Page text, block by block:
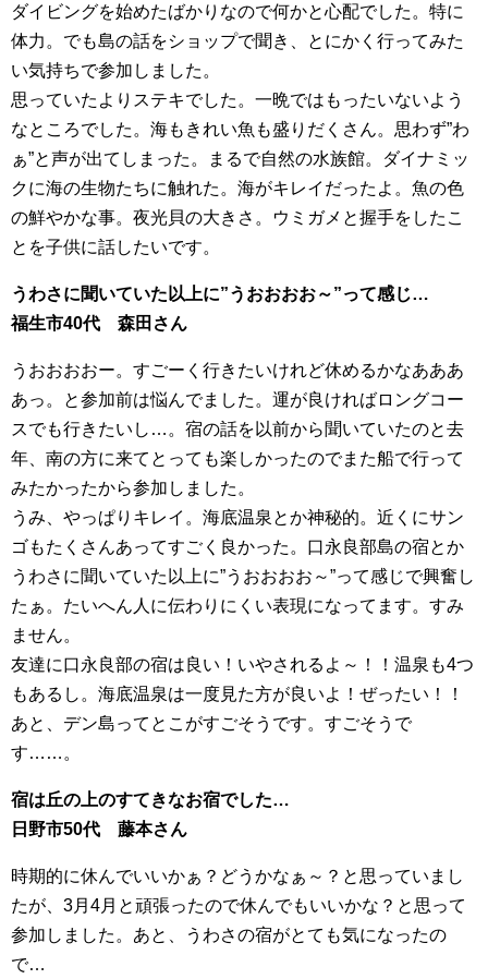
ダイビングを始めたばかりなので何かと心配でした。特に
体力。でも島の話をショップで聞き、とにかく行ってみた
い気持ちで参加しました。
思っていたよりステキでした。一晩ではもったいないよう
なところでした。海もきれい魚も盛りだくさん。思わず”わ
ぁ”と声が出てしまった。まるで自然の水族館。ダイナミッ
クに海の生物たちに触れた。海がキレイだったよ。魚の色
の鮮やかな事。夜光貝の大きさ。ウミガメと握手をしたこ
とを子供に話したいです。
うわさに聞いていた以上に”うおおおお～”って感じ…
福生市40代 森田さん
うおおおおー。すごーく行きたいけれど休めるかなあああ
あっ。と参加前は悩んでました。運が良ければロングコー
スでも行きたいし…。宿の話を以前から聞いていたのと去
年、南の方に来てとっても楽しかったのでまた船で行って
みたかったから参加しました。
うみ、やっぱりキレイ。海底温泉とか神秘的。近くにサン
ゴもたくさんあってすごく良かった。口永良部島の宿とか
うわさに聞いていた以上に”うおおおお～”って感じで興奮し
たぁ。たいへん人に伝わりにくい表現になってます。すみ
ません。
友達に口永良部の宿は良い！いやされるよ～！！温泉も4つ
もあるし。海底温泉は一度見た方が良いよ！ぜったい！！
あと、デン島ってとこがすごそうです。すごそうで
す……。
宿は丘の上のすてきなお宿でした…
日野市50代 藤本さん
時期的に休んでいいかぁ？どうかなぁ～？と思っていまし
たが、3月4月と頑張ったので休んでもいいかな？と思って
参加しました。あと、うわさの宿がとても気になったの
で…